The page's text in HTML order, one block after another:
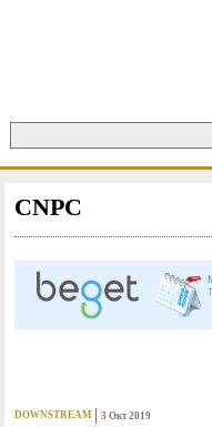
ФОРМА ПОИСКА
CNPC
DOWNSTREAM 3 Окт 2019